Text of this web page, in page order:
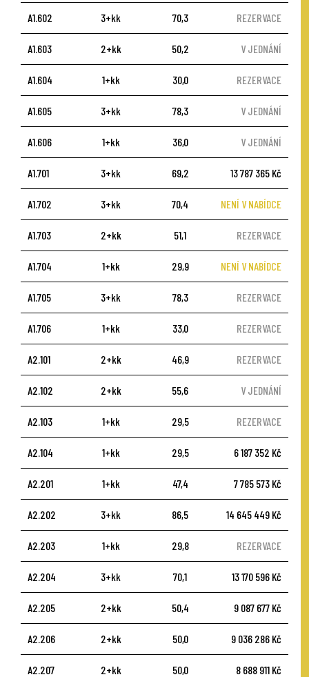
A1.602 3+kk 70,3 REZERVACE
A1.603 2+kk 50,2 V JEDNÁNÍ
A1.604 1+kk 30,0 REZERVACE
A1.605 3+kk 78,3 V JEDNÁNÍ
A1.606 1+kk 36,0 V JEDNÁNÍ
A1.701 3+kk 69,2 13 787 365 Kč
A1.702 3+kk 70,4 NENÍ V NABÍDCE
A1.703 2+kk 51,1 REZERVACE
A1.704 1+kk 29,9 NENÍ V NABÍDCE
A1.705 3+kk 78,3 REZERVACE
A1.706 1+kk 33,0 REZERVACE
A2.101 2+kk 46,9 REZERVACE
A2.102 2+kk 55,6 V JEDNÁNÍ
A2.103 1+kk 29,5 REZERVACE
A2.104 1+kk 29,5 6 187 352 Kč
A2.201 1+kk 47,4 7 785 573 Kč
A2.202 3+kk 86,5 14 645 449 Kč
A2.203 1+kk 29,8 REZERVACE
A2.204 3+kk 70,1 13 170 596 Kč
A2.205 2+kk 50,4 9 087 677 Kč
A2.206 2+kk 50,0 9 036 286 Kč
A2.207 2+kk 50,0 8 688 911 Kč